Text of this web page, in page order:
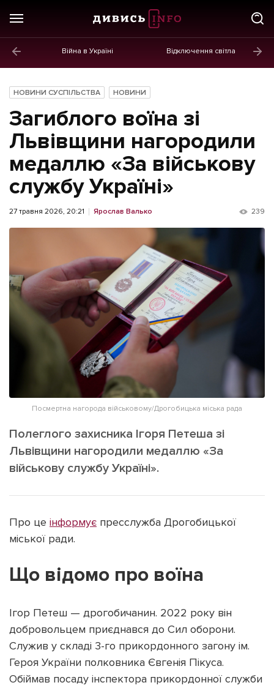
Війна в Україні Відключення світла
Новини
Політика
Економіка
Бізнес
Життя
Культура
Афіша
ІНШЕ
Інтерв'ю
Картки
Розслідування
Ініціативи
Прес-релізи
Фото/Відео
Made in Lviv
Зв'язатися з нами
Наші соц мережі
Підтримати dyvys.info
НОВИНИ СУСПІЛЬСТВА НОВИНИ
Загиблого воїна зі
Львівщини нагородили
медаллю «За військову
службу Україні»
27 травня 2026, 20:21 Ярослав Валько 239
Посмертна нагорода військовому/Дрогобицька міська рада
Полеглого захисника Ігоря Петеша зі
Львівщини нагородили медаллю «За
військову службу Україні».
Про це інформує пресслужба Дрогобицької
міської ради.
Що відомо про воїна
Ігор Петеш — дрогобичанин. 2022 року він
добровольцем приєднався до Сил оборони.
Служив у складі 3-го прикордонного загону ім.
Героя України полковника Євгенія Пікуса.
Обіймав посаду інспектора прикордонної служби